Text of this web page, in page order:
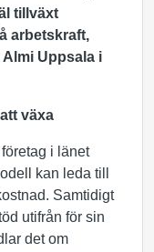
tillväxt
arbetskraft,
Uppsala i
växa
i länet
kan leda till
Samtidigt
utifrån för sin
det om